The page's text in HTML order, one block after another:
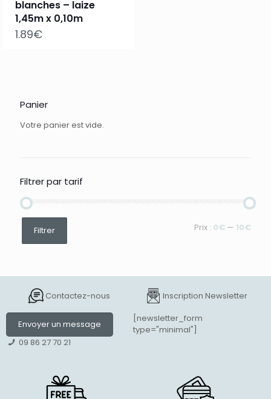
blanches – laize
1,45m x 0,10m
1.89€
Panier
Votre panier est vide.
Filtrer par tarif
Prix
min
Prix
maxFiltrer Prix : 0€ — 10€
Contactez-nous
Envoyer un message
09 86 27 70 21
Inscription Newsletter
[newsletter_form
type="minimal"]